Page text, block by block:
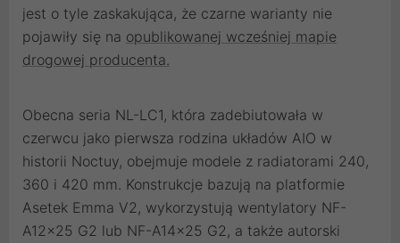
jest o tyle zaskakująca, że czarne warianty nie
pojawiły się na opublikowanej wcześniej mapie
drogowej producenta.
Obecna seria NL-LC1, która zadebiutowała w
czerwcu jako pierwsza rodzina układów AIO w
historii Noctuy, obejmuje modele z radiatorami 240,
360 i 420 mm. Konstrukcje bazują na platformie
Asetek Emma V2, wykorzystują wentylatory NF-
A12x25 G2 lub NF-A14x25 G2, a także autorski